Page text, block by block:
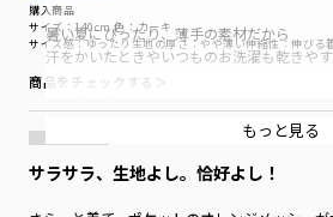
購入商品
サイズ感：ゆったり 生地の厚さ：やや薄い伸縮性：伸びる
サイズ：140cm 色：カーキ
商品をチェックする＞
サラサラ、生地よし。恰好よし！
暑い夏にぴったり、薄手の素材だから
汗をかいたときやいつものお洗濯も乾きや
スタイリングに合わせやすいカーキ・チャコ
配色が存在感のあるミックスとカラバリは4
もっと見る